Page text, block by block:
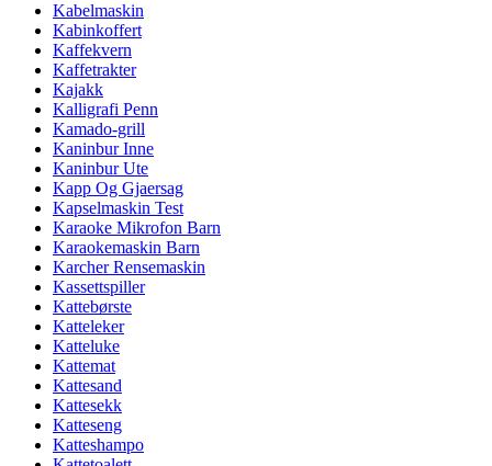
Kabelmaskin
Kabinkoffert
Kaffekvern
Kaffetrakter
Kajakk
Kalligrafi Penn
Kamado-grill
Kaninbur Inne
Kaninbur Ute
Kapp Og Gjaersag
Kapselmaskin Test
Karaoke Mikrofon Barn
Karaokemaskin Barn
Karcher Rensemaskin
Kassettspiller
Kattebørste
Katteleker
Katteluke
Kattemat
Kattesand
Kattesekk
Katteseng
Katteshampo